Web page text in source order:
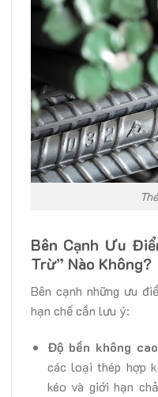
Bên Cạnh Ưu
Trừ” Nào Không?
Bên cạnh những ưu
hạn chế cần lưu ý:
Độ bền không
các loại thép hợp
kéo và giới hạn